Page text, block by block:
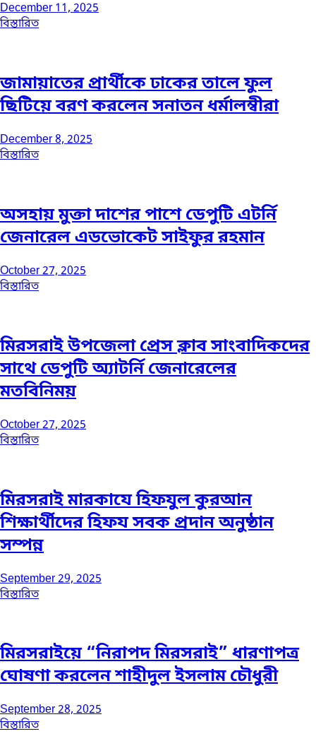
December 11, 2025
বিস্তারিত
জামায়াতের প্রার্থীকে ঢাকের তালে ফুল
ছিটিয়ে বরণ করলেন সনাতন ধর্মালম্বীরা
December 8, 2025
বিস্তারিত
অসহায় মুক্তা দাশের পাশে ডেপুটি এটর্নি
জেনারেল এডভোকেট সাইফুর রহমান
October 27, 2025
বিস্তারিত
মিরসরাই উপজেলা প্রেস ক্লাব সাংবাদিকদের
সাথে ডেপুটি অ্যাটর্নি জেনারেলের
মতবিনিময়
October 27, 2025
বিস্তারিত
মিরসরাই মারকাযে হিফযুল কুরআন
শিক্ষার্থীদের হিফয সবক প্রদান অনুষ্ঠান
সম্পন্ন
September 29, 2025
বিস্তারিত
মিরসরাইয়ে “নিরাপদ মিরসরাই” ধারণাপত্র
ঘোষণা করলেন শাহীদুল ইসলাম চৌধুরী
September 28, 2025
বিস্তারিত